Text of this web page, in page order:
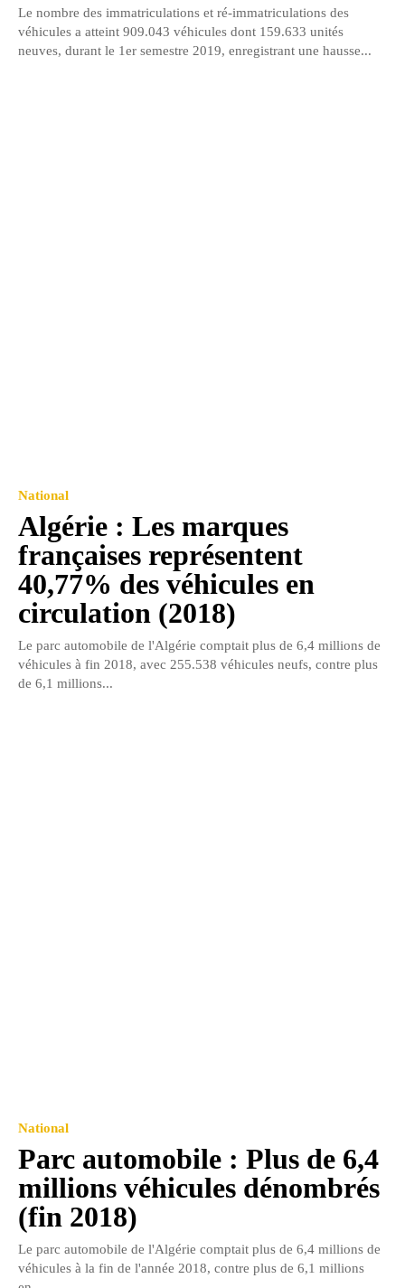
Le nombre des immatriculations et ré-immatriculations des
véhicules a atteint 909.043 véhicules dont 159.633 unités
neuves, durant le 1er semestre 2019, enregistrant une hausse...
National
Algérie : Les marques
françaises représentent
40,77% des véhicules en
circulation (2018)
Le parc automobile de l'Algérie comptait plus de 6,4 millions de
véhicules à fin 2018, avec 255.538 véhicules neufs, contre plus
de 6,1 millions...
National
Parc automobile : Plus de 6,4
millions véhicules dénombrés
(fin 2018)
Le parc automobile de l'Algérie comptait plus de 6,4 millions de
véhicules à la fin de l'année 2018, contre plus de 6,1 millions